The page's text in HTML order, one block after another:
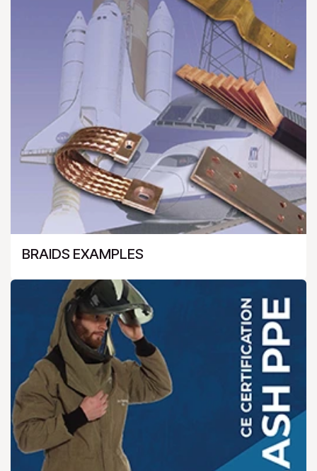
BRAIDS EXAMPLES